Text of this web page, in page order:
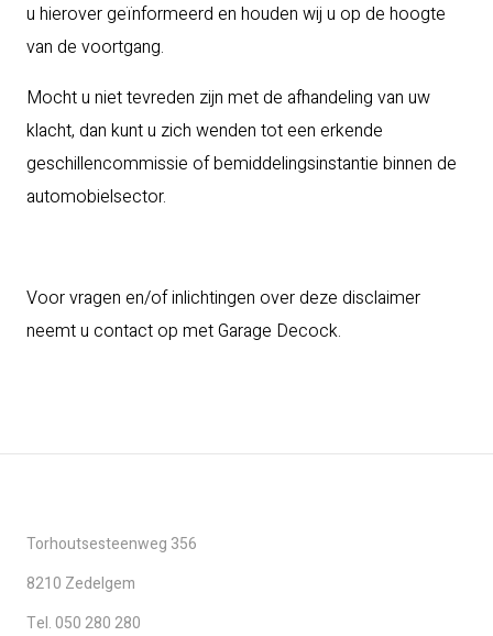
u hierover geïnformeerd en houden wij u op de hoogte
van de voortgang.
Mocht u niet tevreden zijn met de afhandeling van uw
klacht, dan kunt u zich wenden tot een erkende
geschillencommissie of bemiddelingsinstantie binnen de
automobielsector.
Voor vragen en/of inlichtingen over deze disclaimer
neemt u contact op met Garage Decock.
Torhoutsesteenweg 356
8210 Zedelgem
Tel. 050 280 280